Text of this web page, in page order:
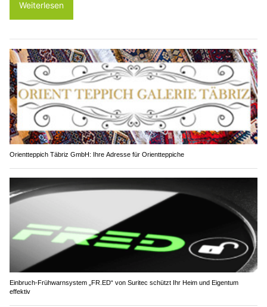
Weiterlesen
Orientteppich Täbriz GmbH: Ihre Adresse für Orientteppiche
Einbruch-Frühwarnsystem „FR.ED“ von Suritec schützt Ihr Heim und Eigentum
effektiv